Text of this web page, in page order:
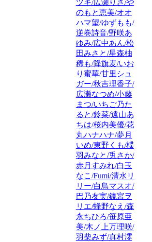
ツキ/広瀬りさ/や
のもと恵美/オオ
ハマ望/ゆずもも/
逆巻詩音/野咲あ
ゆみ/広中あん/松
田みさと/星森柚
稀も/降旗麦/いお
り蜜華/甘里シュ
ガー/秋吉理香子/
広瀬なつめ/小藤
まつ/いちご乃た
ると/鈴菜/遠山あ
ちは/桜内美優/花
丸ハナハナ/夢月
いめ/東野くも/楪
羽みなと/兎さか/
赤月すみれ/白玉
なこ/Fumi/清水リ
リー/白鳥マスオ/
巴乃友実/鏡宮ヲ
リエ/蜂野なえ/森
永ちひろ/笹原亜
美/木ノ上万理咲/
羽柴みず/真村澪